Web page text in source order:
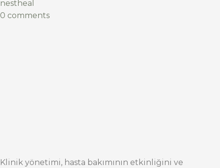
nestheal
0 comments
Klinik yönetimi, hasta bakımının etkinliğini ve